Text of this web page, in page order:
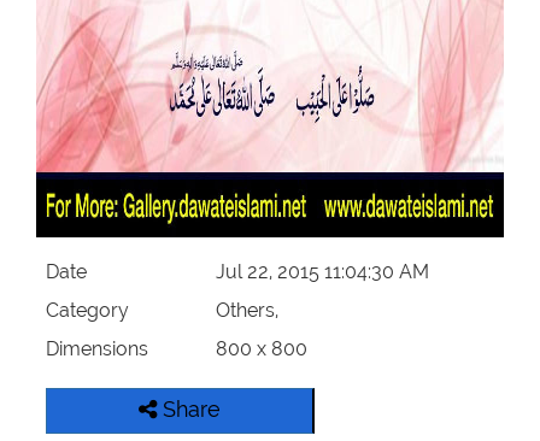
Date
Jul 22, 2015 11:04:30 AM
Category
Others,
Dimensions
800 x 800
Share